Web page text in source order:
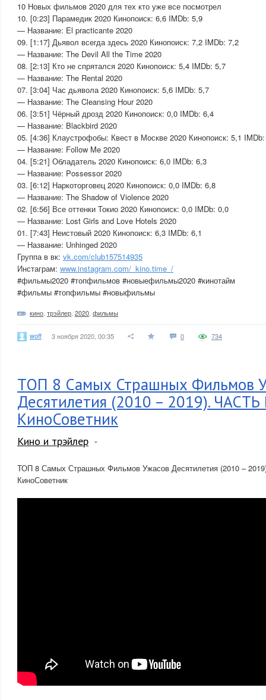
10 Новых фильмов 2020 для тех кто уже все посмотрел
10. [0:23] Парамедик 2020 Кинопоиск: 6,6 IMDb: 5,9
— Название: El practicante 2020
09. [1:17] Дьявол всегда здесь 2020 Кинопоиск: 7,2 IMDb: 7,2
— Название: The Devil All the Time 2020
08. [2:13] Кто не спрятался 2020 Кинопоиск: 5,4 IMDb: 5,7
— Название: The Rental 2020
07. [3:04] Час дьявола 2020 Кинопоиск: 5,6 IMDb: 5,7
— Название: The Cleansing Hour 2020
06. [3:51] Чёрный дрозд 2020 Кинопоиск: 0,0 IMDb: 6,4
— Название: Blackbird 2020
05. [4:36] Клаустрофобы: Квест в Москве 2020 Кинопоиск: 5,1
— Название: Follow Me 2020
04. [5:21] Обладатель 2020 Кинопоиск: 6,0 IMDb: 6,3
— Название: Possessor 2020
03. [6:12] Наркоторговец 2020 Кинопоиск: 0,0 IMDb: 6,8
— Название: The Shadow of Violence 2020
02. [6:56] Все оттенки Токио 2020 Кинопоиск: 0,0 IMDb: 0,0
— Название: Lost Girls and Love Hotels 2020
01. [7:43] Неистовый 2020 Кинопоиск: 6,3 IMDb: 6,1
— Название: Unhinged 2020
Группа в вк: vk.com/club157514935
Инстаграм: www.instagram.com/_kino.time_/
#фильмы2020 #топфильмов #новыефильмы2020 #кинотайм
#фильмы #топфильмы #новыфильмы
кино трэйлер 2020 фильмы
woff 3 ноября 2020, 00:35 0 734
ТОП 8 Самых Страшных Фильмов
Десятилетия (2010 – 2019).
КиноСоветник
Кино и трэйлер
ТОП 8 Самых Страшных Фильмов Ужасов Десятилетия (2010 –
КиноСоветник